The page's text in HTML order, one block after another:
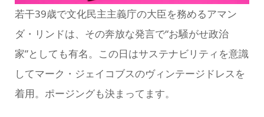
若干39歳で文化民主主義庁の大臣を務めるアマン
ダ・リンドは、その奔放な発言で“お騒がせ政治
家”としても有名。この日はサステナビリティを意識
してマーク・ジェイコブスのヴィンテージドレスを
着用。ポージングも決まってます。